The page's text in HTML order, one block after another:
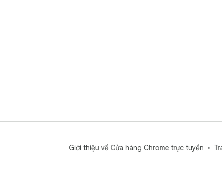
Giới thiệu về Cửa hàng Chrome trực tuyến